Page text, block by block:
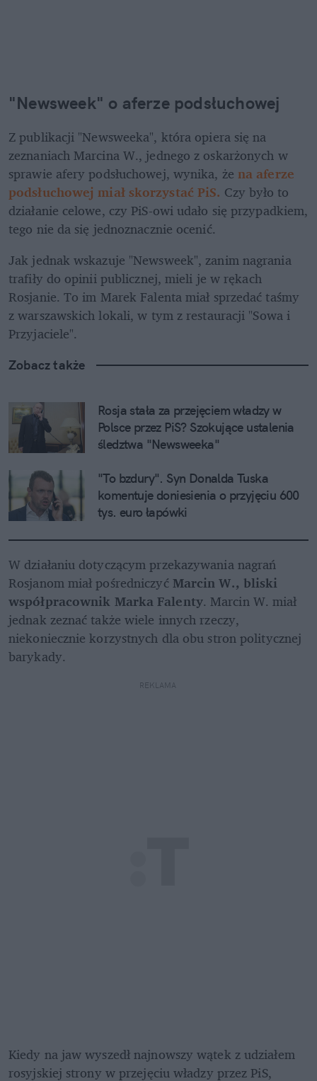
"Newsweek" o aferze podsłuchowej
Z publikacji "Newsweeka", która opiera się na
zeznaniach Marcina W., jednego z oskarżonych w
sprawie afery podsłuchowej, wynika, że na aferze
podsłuchowej miał skorzystać PiS. Czy było to
działanie celowe, czy PiS-owi udało się przypadkiem,
tego nie da się jednoznacznie ocenić.
Jak jednak wskazuje "Newsweek", zanim nagrania
trafiły do opinii publicznej, mieli je w rękach
Rosjanie. To im Marek Falenta miał sprzedać taśmy
z warszawskich lokali, w tym z restauracji "Sowa i
Przyjaciele".
Zobacz także
Rosja stała za przejęciem władzy w
Polsce przez PiS? Szokujące ustalenia
śledztwa "Newsweeka"
"To bzdury". Syn Donalda Tuska
komentuje doniesienia o przyjęciu 600
tys. euro łapówki
W działaniu dotyczącym przekazywania nagrań
Rosjanom miał pośredniczyć Marcin W., bliski
współpracownik Marka Falenty. Marcin W. miał
jednak zeznać także wiele innych rzeczy,
niekoniecznie korzystnych dla obu stron politycznej
barykady.
REKLAMA
Kiedy na jaw wyszedł najnowszy wątek z udziałem
rosyjskiej strony w przejęciu władzy przez PiS,